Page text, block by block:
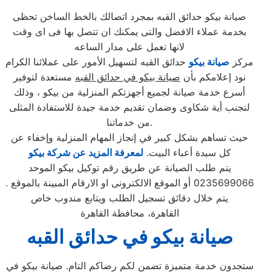
صيانة بيكو حدائق القبه بمجرد اتصالك بالخط الساخن تحظى
بخدمة عملاء الافضل والتى يمكنك ان تتصل بها فى اى وقت
لانها تعمل على مدار الساعه
مركز صيانة بيكو حدائق القبه لتسهيل الأمور على عملائنا الكرام
نود إعلامكم بأن صيانة بيكو في حدائق القبه مستعدة لتوفير
أسرع خدمة صيانة لجميع أجهزتكم المنزلية من بيكو ، وذلك
لتجنب أية شكاوى وضمان تقديم خدمة جيدة للاستفادة المثلى
من خدماتنا.
حيث تساهم بشكل كبير في إنجاز المهام المنزلية وإخفاء عن
كل سيدة أعباء البيت. لمعرفة المزيد عن شركة بيكو
يتم طلب الصيانة عن طريق رقم توكيل بيكو الموحد
0235699066 أو الموقع الالكترونى او الارقام المبينة بالموقع .
يتم خلال دقائق تسجيل الطلب ويتابع مندوب خاص
القاهرة، محافظة القاهرة
صيانة بيكو في حدائق القبه
ستجدون خدمة متميزة تضمن لكم رضاكم التام. صيانة بيكو في